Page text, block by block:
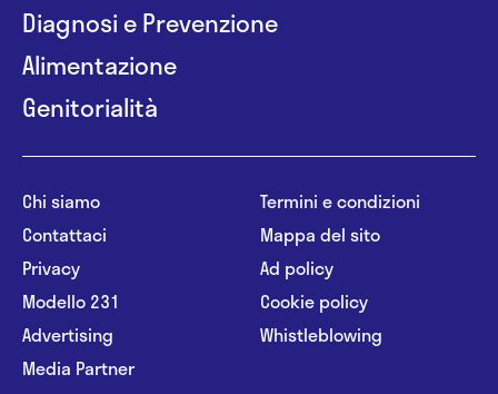
Diagnosi e Prevenzione
Alimentazione
Genitorialità
Chi siamo
Contattaci
Privacy
Modello 231
Advertising
Media Partner
Termini e condizioni
Mappa del sito
Ad policy
Cookie policy
Whistleblowing